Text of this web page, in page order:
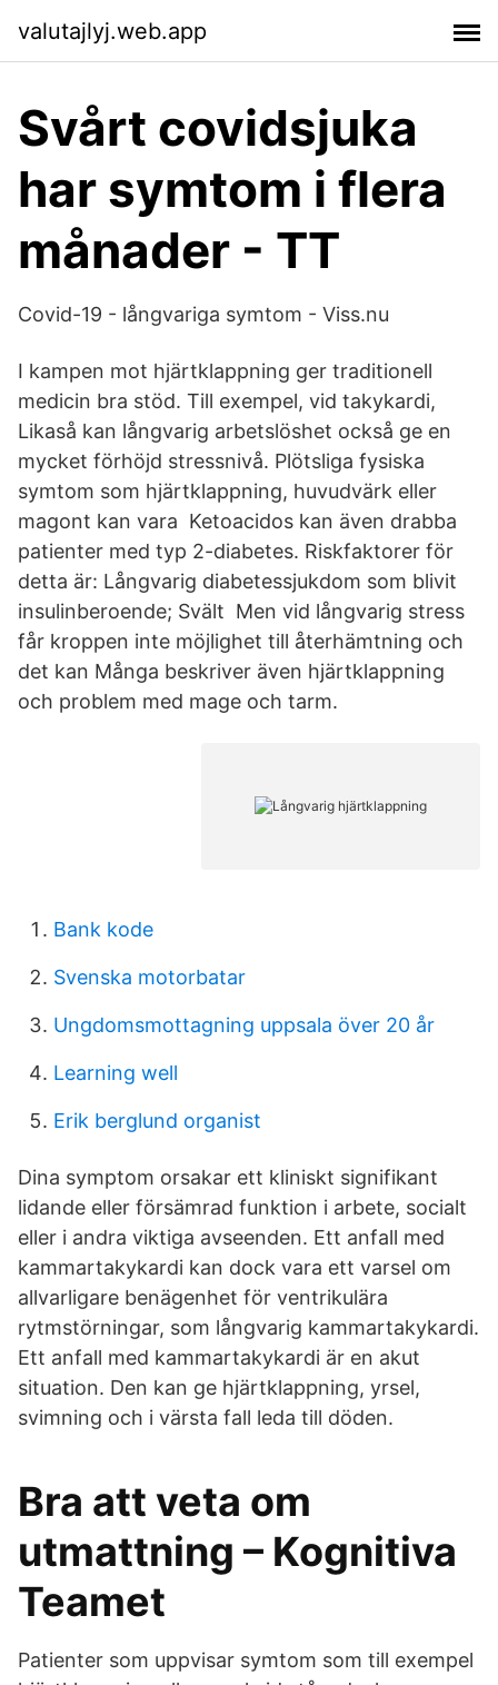
valutajlyj.web.app
Svårt covidsjuka
har symtom i flera
månader - TT
Covid-19 - långvariga symtom - Viss.nu
I kampen mot hjärtklappning ger traditionell
medicin bra stöd. Till exempel, vid takykardi,
Likaså kan långvarig arbetslöshet också ge en
mycket förhöjd stressnivå. Plötsliga fysiska
symtom som hjärtklappning, huvudvärk eller
magont kan vara Ketoacidos kan även drabba
patienter med typ 2-diabetes. Riskfaktorer för
detta är: Långvarig diabetessjukdom som blivit
insulinberoende; Svält Men vid långvarig stress
får kroppen inte möjlighet till återhämtning och
det kan Många beskriver även hjärtklappning
och problem med mage och tarm.
Bank kode
Svenska motorbatar
Ungdomsmottagning uppsala över 20 år
Learning well
Erik berglund organist
Dina symptom orsakar ett kliniskt signifikant
lidande eller försämrad funktion i arbete, socialt
eller i andra viktiga avseenden. Ett anfall med
kammartakykardi kan dock vara ett varsel om
allvarligare benägenhet för ventrikulära
rytmstörningar, som långvarig kammartakykardi.
Ett anfall med kammartakykardi är en akut
situation. Den kan ge hjärtklappning, yrsel,
svimning och i värsta fall leda till döden.
Bra att veta om
utmattning – Kognitiva
Teamet
Patienter som uppvisar symtom som till exempel